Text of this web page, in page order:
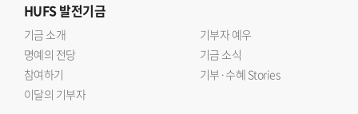
HUFS발전기금
기금 소개
기부자 예우
명예의 전당
기금 소식
참여하기
기부·수혜 Stories
이달의 기부자